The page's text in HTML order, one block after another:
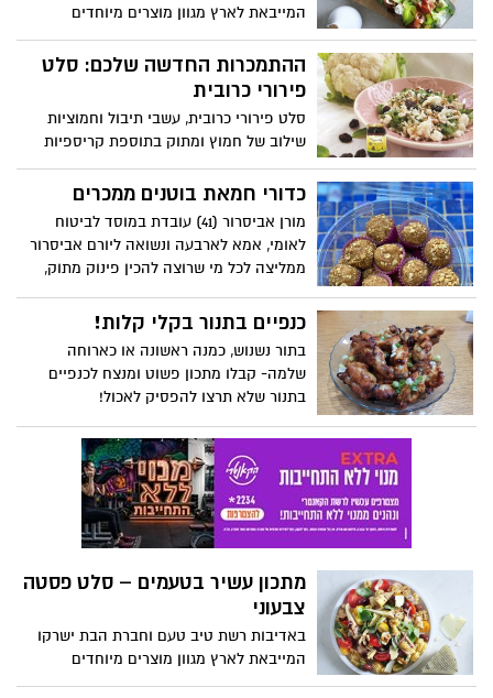
המייבאת לארץ מגוון מוצרים מיוחדים
מאיטליה בטעמים אוטנטיים כמו באיטליה.
ההתמכרות החדשה שלכם: סלט
פירורי כרובית
סלט פירורי כרובית, עשבי תיבול וחמוציות
שילוב של חמוץ ומתוק בתוספת קריספיות
רעננה. בשיתוף ניצת הדובדבן מרכז MALL 7
כדורי חמאת בוטנים ממכרים
מורן אביסרור (41) עובדת במוסד לביטוח
לאומי, אמא לארבעה ונשואה ליורם אביסרור
ממליצה לכל מי שרוצה להכין פינוק מתוק,
ומפתים עם חמאת בוטנים טבעית. גם הילדים
ישמחו להעביר את הזמן ולהכין, והכי חשוב
שלא משנה כמה יאכלו - זה באמת בריא! (נו
טוב, עד 3 ליום)
כנפיים בתנור בקלי קלות!
בתור נשנוש, כמנה ראשונה או כארוחה
שלמה- קבלו מתכון פשוט ומנצח לכנפיים
בתנור שלא תרצו להפסיק לאכול!
מתכון עשיר בטעמים – סלט פסטה
צבעוני
באדיבות רשת טיב טעם וחברת הבת ישרקו
המייבאת לארץ מגוון מוצרים מיוחדים
מאיטליה בטעמים אוטנטיים כמו באיטליה.